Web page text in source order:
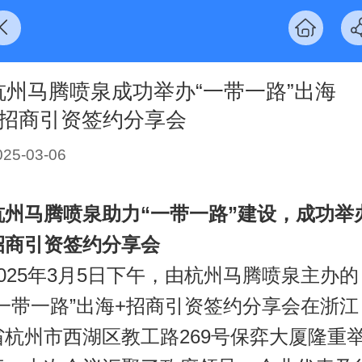
州马腾喷泉成功举办“一带一路”出海
商引资签约分享会
03-06
州马腾喷泉助力“一带一路”建设，成功举
商引资签约分享会
年3月5日下午，由杭州马腾喷泉主办的
带一路”出海+招商引资签约分享会在浙江
杭州市西湖区教工路269号保弈大厦隆重